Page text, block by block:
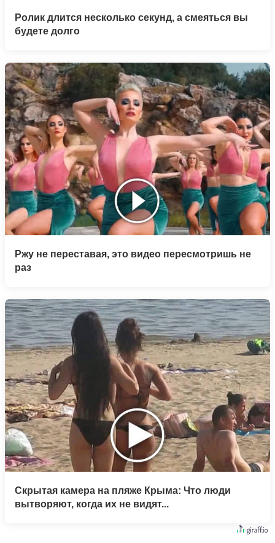
Ролик длится несколько секунд, а смеяться вы
будете долго
Ржу не переставая, это видео пересмотришь не
раз
Скрытая камера на пляже Крыма: Что люди
вытворяют, когда их не видят...